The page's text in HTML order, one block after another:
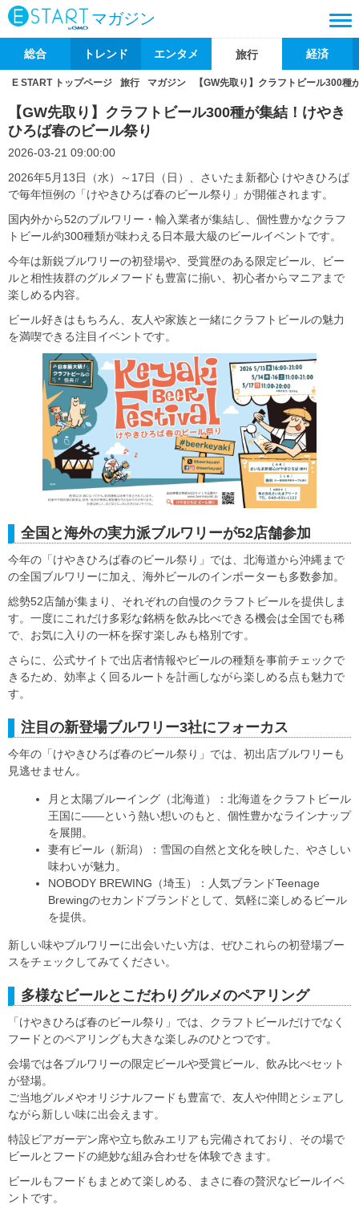
マガジン
総合 トレンド エンタメ 旅行 経済
E START トップページ 旅行 マガジン 【GW先取り】クラフトビール300
【GW先取り】クラフトビール300種が集結！けやき
ひろば春のビール祭り
2026-03-21 09:00:00
2026年5月13日（水）～17日（日）、さいたま新都心 けやきひろば
で毎年恒例の「けやきひろば春のビール祭り」が開催されます。
国内外から52のブルワリー・輸入業者が集結し、個性豊かなクラフ
トビール約300種類が味わえる日本最大級のビールイベントです。
今年は新鋭ブルワリーの初登場や、受賞歴のある限定ビール、ビー
ルと相性抜群のグルメフードも豊富に揃い、初心者からマニアまで
楽しめる内容。
ビール好きはもちろん、友人や家族と一緒にクラフトビールの魅力
を満喫できる注目イベントです。
全国と海外の実力派ブルワリーが52店舗参加
今年の「けやきひろば春のビール祭り」では、北海道から沖縄まで
の全国ブルワリーに加え、海外ビールのインポーターも多数参加。
総勢52店舗が集まり、それぞれの自慢のクラフトビールを提供しま
す。一度にこれだけ多彩な銘柄を飲み比べできる機会は全国でも稀
で、お気に入りの一杯を探す楽しみも格別です。
さらに、公式サイトで出店者情報やビールの種類を事前チェックで
きるため、効率よく回るルートを計画しながら楽しめる点も魅力で
す。
注目の新登場ブルワリー3社にフォーカス
今年の「けやきひろば春のビール祭り」では、初出店ブルワリーも
見逃せません。
月と太陽ブルーイング（北海道）：北海道をクラフトビール
王国に――という熱い想いのもと、個性豊かなラインナップ
を展開。
妻有ビール（新潟）：雪国の自然と文化を映した、やさしい
味わいが魅力。
NOBODY BREWING（埼玉）：人気ブランドTeenage
Brewingのセカンドブランドとして、気軽に楽しめるビール
を提供。
新しい味やブルワリーに出会いたい方は、ぜひこれらの初登場ブー
スをチェックしてみてください。
多様なビールとこだわりグルメのペアリング
「けやきひろば春のビール祭り」では、クラフトビールだけでなく
フードとのペアリングも大きな楽しみのひとつです。
会場では各ブルワリーの限定ビールや受賞ビール、飲み比べセット
が登場。
ご当地グルメやオリジナルフードも豊富で、友人や仲間とシェアし
ながら新しい味に出会えます。
特設ビアガーデン席や立ち飲みエリアも完備されており、その場で
ビールとフードの絶妙な組み合わせを体験できます。
ビールもフードもまとめて楽しめる、まさに春の贅沢なビールイベ
ントです。